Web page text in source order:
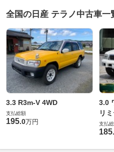
全国の日産 テラノ中古車一
3.3 R3m-V 4WD
支払総額
195.0万円
3.0
リ
ーゼ
支払
185.